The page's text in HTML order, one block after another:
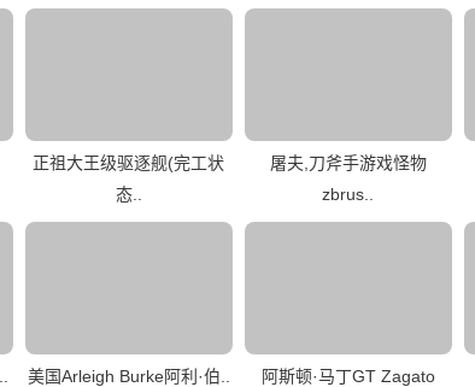
正祖大王级驱逐舰(完工状
态..
屠夫,刀斧手游戏怪物
zbrus..
美国Arleigh Burke阿利·伯.. 阿斯顿·马丁GT Zagato